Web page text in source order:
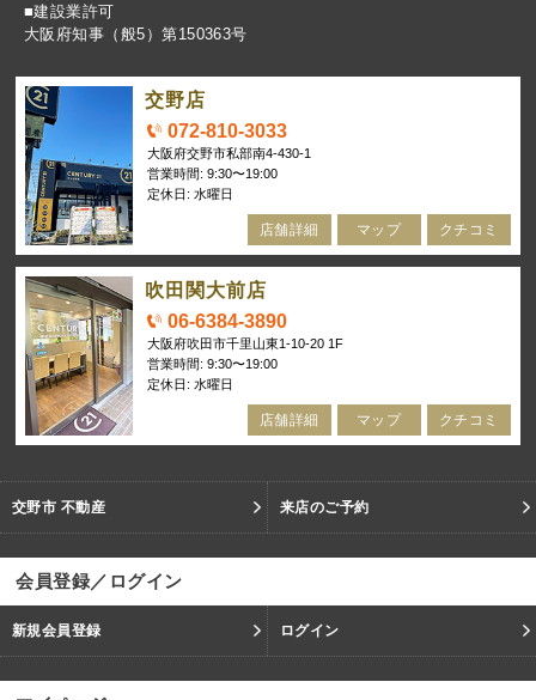
■建設業許可
大阪府知事（般5）第150363号
交野店
072-810-3033
大阪府交野市私部南4-430-1
営業時間: 9:30〜19:00
定休日: 水曜日
店舗詳細 マップ クチコミ
吹田関大前店
06-6384-3890
大阪府吹田市千里山東1-10-20 1F
営業時間: 9:30〜19:00
定休日: 水曜日
店舗詳細 マップ クチコミ
交野市 不動産 来店のご予約
会員登録／ログイン
新規会員登録 ログイン